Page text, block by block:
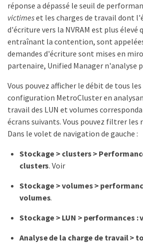
réponse a dépassé le seuil de
victimeset les charges de travail dont
d'écriture vers la NVRAM est plus élevé
entraînant la contention, sont
demandes d'écriture sont mises en
partenaire, Unified Manager n'analyse
Vous pouvez afficher le débit de tous
configuration MetroCluster en
travail des LUN et volumes
écrans suivants. Vous pouvez filtrer les
Dans le volet de navigation de gauche :
Stockage > clusters >
clusters. Voir
Stockage > volumes >
volumes.
Stockage > LUN > performances :
Analyse de la charge de travail >